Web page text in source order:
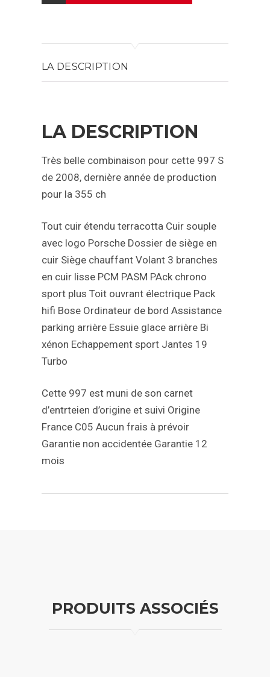
LA DESCRIPTION
LA DESCRIPTION
Très belle combinaison pour cette 997 S
de 2008, dernière année de production
pour la 355 ch
Tout cuir étendu terracotta Cuir souple
avec logo Porsche Dossier de siège en
cuir Siège chauffant Volant 3 branches
en cuir lisse PCM PASM PAck chrono
sport plus Toit ouvrant électrique Pack
hifi Bose Ordinateur de bord Assistance
parking arrière Essuie glace arrière Bi
xénon Echappement sport Jantes 19
Turbo
Cette 997 est muni de son carnet
d’entrteien d’origine et suivi Origine
France C05 Aucun frais à prévoir
Garantie non accidentée Garantie 12
mois
PRODUITS ASSOCIÉS